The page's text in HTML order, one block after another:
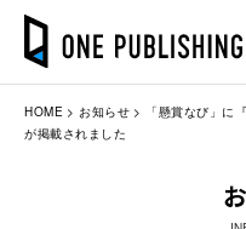
HOME お知らせ
「懸賞なび」に
が掲載されました